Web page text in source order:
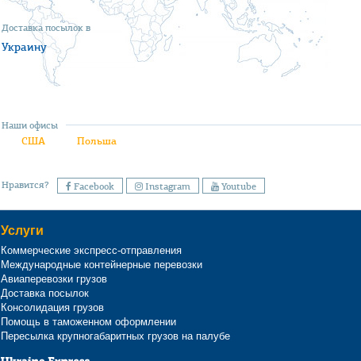
Доставка посылок в
Украину
Наши офисы
США Польша
Нравится? Facebook Instagram Youtube
Услуги
Коммерческие экспресс-отправления
Международные контейнерные перевозки
Авиаперевозки грузов
Доставка посылок
Консолидация грузов
Помощь в таможенном оформлении
Пересылка крупногабаритных грузов на палубе